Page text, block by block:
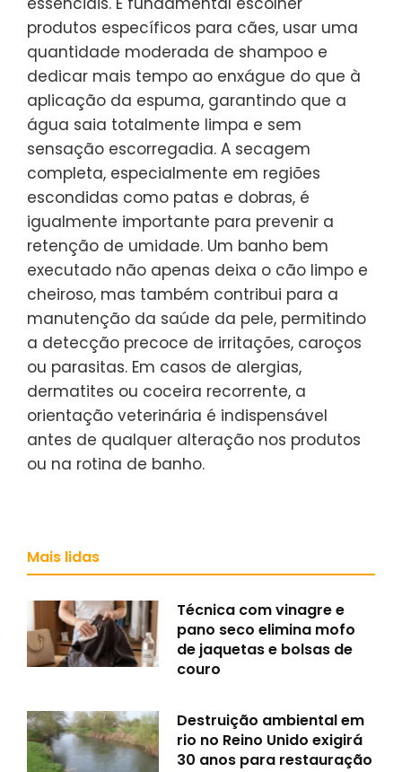
produtos específicos para cães, usar uma
quantidade moderada de shampoo e
dedicar mais tempo ao enxágue do que à
aplicação da espuma, garantindo que a
água saia totalmente limpa e sem
sensação escorregadia. A secagem
completa, especialmente em regiões
escondidas como patas e dobras, é
igualmente importante para prevenir a
retenção de umidade. Um banho bem
executado não apenas deixa o cão limpo e
cheiroso, mas também contribui para a
manutenção da saúde da pele, permitindo
a detecção precoce de irritações, caroços
ou parasitas. Em casos de alergias,
dermatites ou coceira recorrente, a
orientação veterinária é indispensável
antes de qualquer alteração nos produtos
ou na rotina de banho.
Mais lidas
Técnica com vinagre e
pano seco elimina mofo
de jaquetas e bolsas de
couro
Destruição ambiental em
rio no Reino Unido exigirá
30 anos para restauração